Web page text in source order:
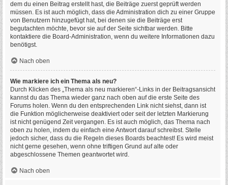
dem du einen Beitrag erstellt hast, die Beiträge zuerst geprüft werden
müssen. Es ist auch möglich, dass die Administration dich zu einer Gruppe
von Benutzern hinzugefügt hat, bei denen sie die Beiträge erst
begutachten möchte, bevor sie auf der Seite sichtbar werden. Bitte
kontaktiere die Board-Administration, wenn du weitere Informationen dazu
benötigst.
Nach oben
Wie markiere ich ein Thema als neu?
Durch Klicken des „Thema als neu markieren“-Links in der Beitragsansicht
kannst du das Thema wieder ganz nach oben auf die erste Seite des
Forums holen. Wenn du den entsprechenden Link nicht siehst, dann ist
die Funktion möglicherweise deaktiviert oder seit der letzten Markierung
ist nicht genügend Zeit vergangen. Es ist auch möglich, das Thema nach
oben zu holen, indem du einfach eine Antwort darauf schreibst. Stelle
jedoch sicher, dass du die Regeln dieses Boards beachtest! Es wird meist
nicht gerne gesehen, wenn ohne triftigen Grund auf alte oder
abgeschlossene Themen geantwortet wird.
Nach oben